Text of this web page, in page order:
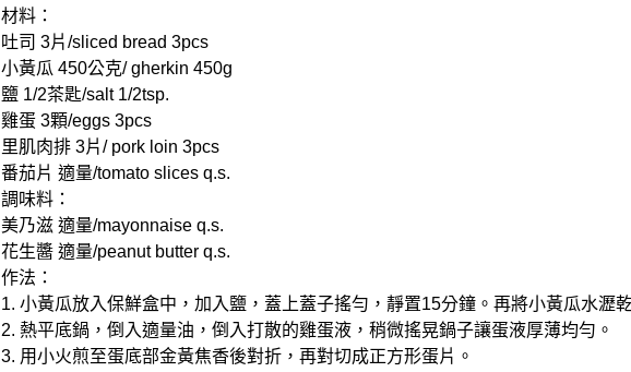
材料：
吐司 3片/sliced bread 3pcs
小黃瓜 450公克/ gherkin 450g
鹽 1/2茶匙/salt 1/2tsp.
雞蛋 3顆/eggs 3pcs
里肌肉排 3片/ pork loin 3pcs
番茄片 適量/tomato slices q.s.
調味料：
美乃滋 適量/mayonnaise q.s.
花生醬 適量/peanut butter q.s.
作法：
1. 小黃瓜放入保鮮盒中，加入鹽，蓋上蓋子搖勻，靜置15分鐘。再將小黃瓜水瀝
2. 熱平底鍋，倒入適量油，倒入打散的雞蛋液，稍微搖晃鍋子讓蛋液厚薄均勻。
3. 用小火煎至蛋底部金黃焦香後對折，再對切成正方形蛋片。